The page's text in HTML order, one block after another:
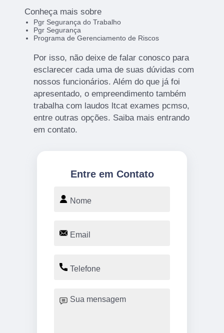
Conheça mais sobre
Pgr Segurança do Trabalho
Pgr Segurança
Programa de Gerenciamento de Riscos
Por isso, não deixe de falar conosco para
esclarecer cada uma de suas dúvidas com
nossos funcionários. Além do que já foi
apresentado, o empreendimento também
trabalha com laudos ltcat exames pcmso,
entre outras opções. Saiba mais entrando
em contato.
Entre em Contato